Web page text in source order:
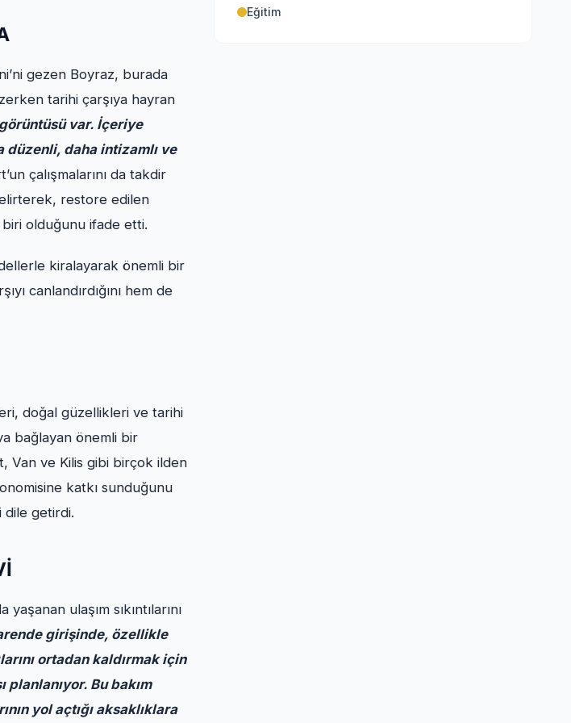
gezen Boyraz, burada
tarihi çarşıya hayran
var. İçeriye
düzenli, daha intizamlı ve
çalışmalarını da takdir
restore edilen
olduğunu ifade etti.
kiralayarak önemli bir
canlandırdığını hem de
doğal güzellikleri ve tarihi
bağlayan önemli bir
Van ve Kilis gibi birçok ilden
katkı sunduğunu
dile getirdi.
ulaşım sıkıntılarını
girişinde, özellikle
ortadan kaldırmak için
planlanıyor. Bu bakım
yol açtığı aksaklıklara
Eğitim